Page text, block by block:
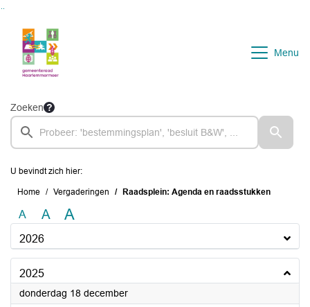
Menu
Zoeken
U bevindt zich hier:
Home Vergaderingen Raadsplein: Agenda en raadsstukken
A A A
2026
2025
donderdag 18 december2025